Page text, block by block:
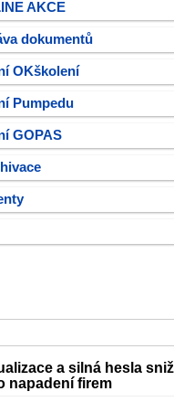
AKCE
dokumentů
OKškolení
Pumpedu
GOPAS
a silná hesla
napadení firem